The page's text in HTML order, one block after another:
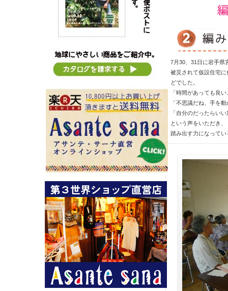
7月30、31日に岩手県
被災されて仮設住宅
どでした。
「時間があっても良
「不思議だね、手を
「自分のだったらい
という声をいただき
踏み出す力になって